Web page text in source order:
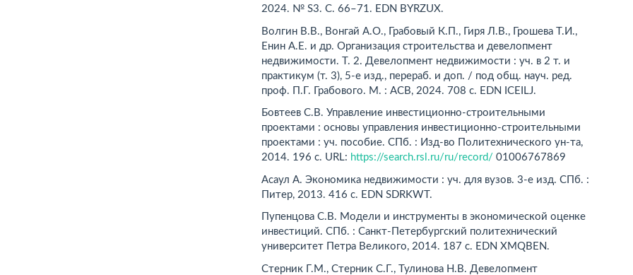
2024. № S3. С. 66–71. EDN BYRZUX.
Волгин В.В., Вонгай А.О., Грабовый К.П., Гиря Л.В., Грошева Т.И.,
Енин А.Е. и др. Организация строительства и девелопмент
недвижимости. Т. 2. Девелопмент недвижимости : уч. в 2 т. и
практикум (т. 3), 5-е изд., перераб. и доп. / под общ. науч. ред.
проф. П.Г. Грабового. М. : АСВ, 2024. 708 c. EDN ICEILJ.
Бовтеев С.В. Управление инвестиционно-строительными
проектами : основы управления инвестиционно-строительными
проектами : уч. пособие. СПб. : Изд-во Политехнического ун-та,
2014. 196 с. URL: https://search.rsl.ru/ru/record/ 01006767869
Асаул А. Экономика недвижимости : уч. для вузов. 3-е изд. СПб. :
Питер, 2013. 416 с. EDN SDRKWT.
Пупенцова С.В. Модели и инструменты в экономической оценке
инвестиций. СПб. : Санкт-Петербургский политехнический
университет Петра Великого, 2014. 187 с. EDN XMQBEN.
Стерник Г.М., Стерник С.Г., Тулинова Н.В. Девелопмент